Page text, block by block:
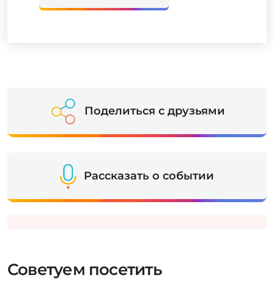
Поделиться с друзьями
Рассказать о событии
Советуем посетить